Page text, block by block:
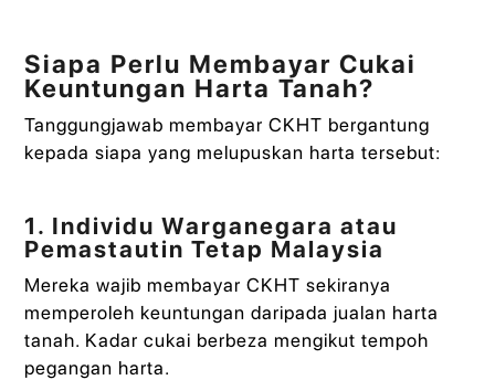
Siapa Perlu Membayar Cukai
Keuntungan Harta Tanah?
Tanggungjawab membayar CKHT bergantung
kepada siapa yang melupuskan harta tersebut:
1. Individu Warganegara atau
Pemastautin Tetap Malaysia
Mereka wajib membayar CKHT sekiranya
memperoleh keuntungan daripada jualan harta
tanah. Kadar cukai berbeza mengikut tempoh
pegangan harta.